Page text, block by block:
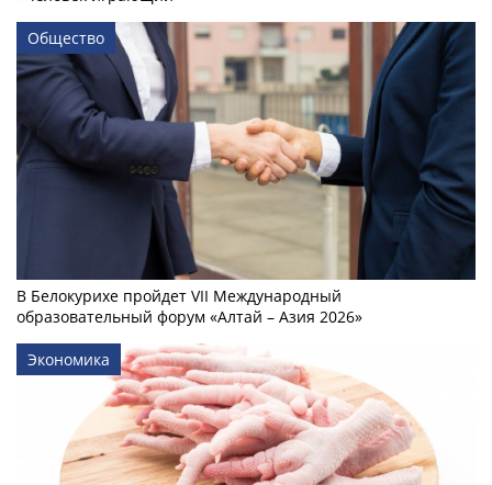
Общество
В Белокурихе пройдет VII Международный
образовательный форум «Алтай – Азия 2026»
Экономика